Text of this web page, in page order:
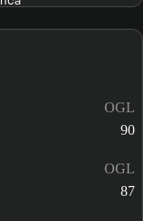
OGL
90
OGL
87